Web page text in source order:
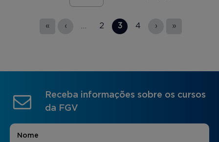
« ‹ 2 3 4 › »
Receba informações sobre os cursos
da FGV
Nome